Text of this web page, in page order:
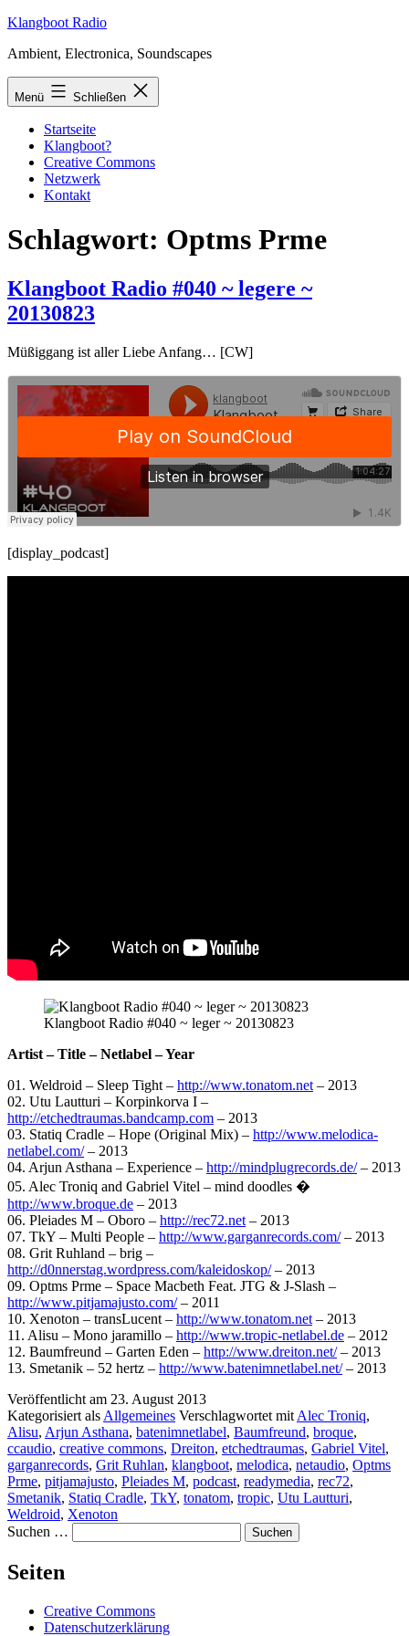
Zum
springen
Klangboot Radio
Ambient, Electronica, Soundscapes
Menü Schließen
Startseite
Klangboot?
Creative Commons
Netzwerk
Kontakt
Schlagwort: Optms Prme
Klangboot Radio #040 ~ legere ~
20130823
Müßiggang ist aller Liebe Anfang… [CW]
[display_podcast]
Klangboot Radio #040 ~ leger ~ 20130823
Artist – Title – Netlabel – Year
01. Weldroid – Sleep Tight – http://www.tonatom.net – 2013
02. Utu Lautturi – Korpinkorva I –
http://etchedtraumas.bandcamp.com – 2013
03. Statiq Cradle – Hope (Original Mix) – http://www.melodica-
netlabel.com/– 2013
04. Arjun Asthana – Experience – http://mindplugrecords.de/– 2013
05. Alec Troniq and Gabriel Vitel – mind doodles �
http://www.broque.de – 2013
06. Pleiades M – Oboro – http://rec72.net – 2013
07. TkY – Multi People – http://www.garganrecords.com/– 2013
08. Grit Ruhland – brig –
http://d0nnerstag.wordpress.com/kaleidoskop/– 2013
09. Optms Prme – Space Macbeth Feat. JTG & J-Slash –
http://www.pitjamajusto.com/– 2011
10. Xenoton – transLucent – http://www.tonatom.net – 2013
11. Alisu – Mono jaramillo – http://www.tropic-netlabel.de – 2012
12. Baumfreund – Garten Eden – http://www.dreiton.net/– 2013
13. Smetanik – 52 hertz – http://www.batenimnetlabel.net/– 2013
Veröffentlicht am 23. August 2013
Kategorisiert als Allgemeines Verschlagwortet mit Alec Troniq,
Alisu, Arjun Asthana, batenimnetlabel, Baumfreund, broque,
ccaudio, creative commons, Dreiton, etchedtraumas, Gabriel Vitel,
garganrecords, Grit Ruhlan, klangboot, melodica, netaudio, Optms
Prme, pitjamajusto, Pleiades M, podcast, readymedia, rec72,
Smetanik, Statiq Cradle, TkY, tonatom, tropic, Utu Lautturi,
Weldroid, Xenoton
Suchen …
Seiten
Creative Commons
Datenschutzerklärung